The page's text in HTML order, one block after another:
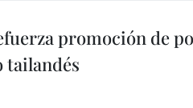
promoción de